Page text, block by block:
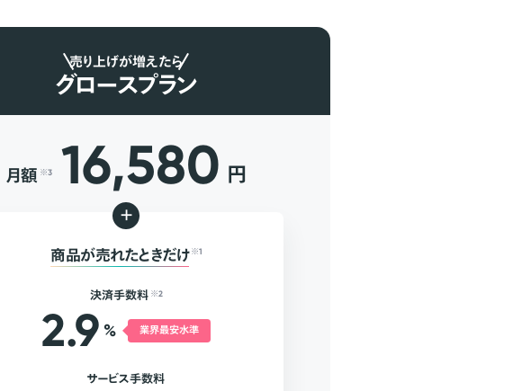
売り上げが増えたら
グロースプラン
月額 ※3 16,580 円
+
商品が売れたときだけ ※1
決済手数料 ※2
2.9 % 業界最安水準
サービス手数料